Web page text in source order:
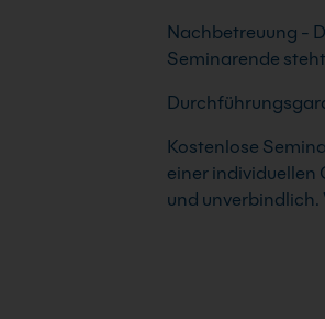
Nachbetreuung -
Seminarende
Kostenlose
einer individuellen
und